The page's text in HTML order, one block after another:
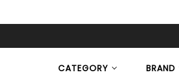
CATEGORY BRAND